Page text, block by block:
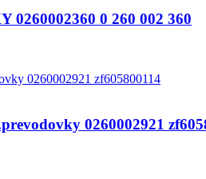
0 260 002 360
0260002921